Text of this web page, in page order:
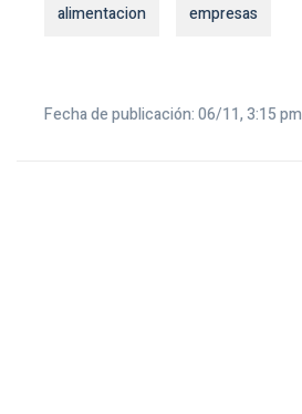
alimentacion empresas
Fecha de publicación: 06/11, 3:15 pm